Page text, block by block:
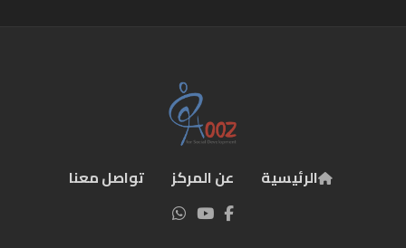
الرئيسية عن المركز تواصل معنا